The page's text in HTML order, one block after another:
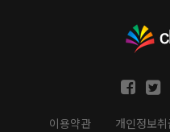
이용약관 개인정보